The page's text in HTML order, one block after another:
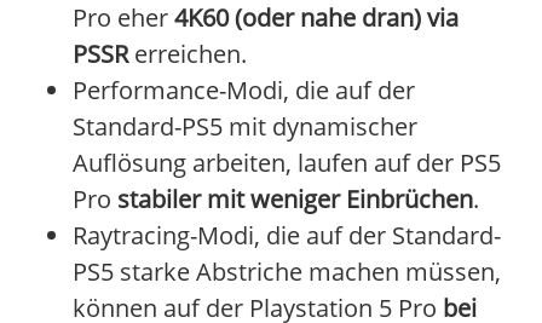
Pro eher4K60 (oder nahe dran) via
PSSRerreichen.
Performance-Modi, die auf der
Standard-PS5 mit dynamischer
Auflösung arbeiten, laufen auf der PS5
Pro stabiler mit weniger Einbrüchen.
Raytracing-Modi, die auf der Standard-
PS5 starke Abstriche machen müssen,
können auf der Playstation 5 Pro bei